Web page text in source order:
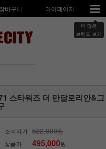
장바구니 마이페이지
더 많은
브랜드 보기
스타워즈 더 만달로리안&그
소비자가 522,000원
상품가
495,000원